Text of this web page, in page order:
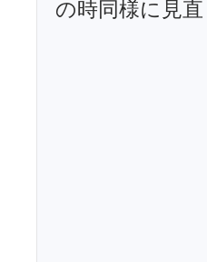
の時同様に見